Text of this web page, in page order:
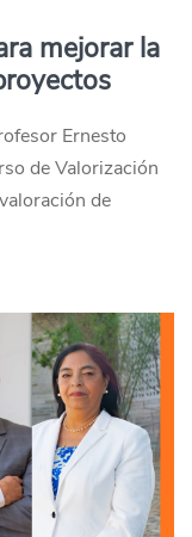
mejorar la
Ernesto
de Valorización
de